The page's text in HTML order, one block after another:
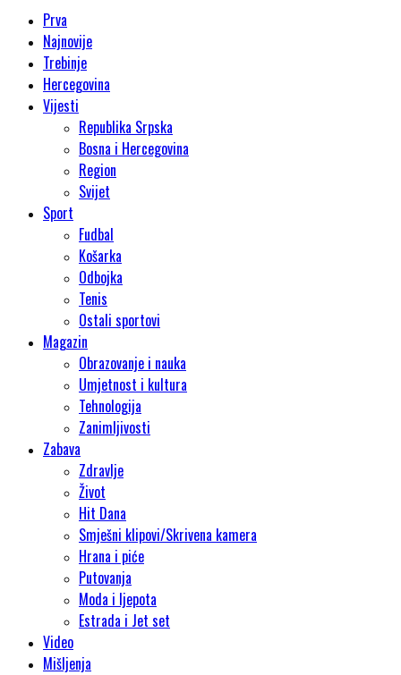
Prva
Najnovije
Trebinje
Hercegovina
Vijesti
Republika Srpska
Bosna i Hercegovina
Region
Svijet
Sport
Fudbal
Košarka
Odbojka
Tenis
Ostali sportovi
Magazin
Obrazovanje i nauka
Umjetnost i kultura
Tehnologija
Zanimljivosti
Zabava
Zdravlje
Život
Hit Dana
Smješni klipovi/Skrivena kamera
Hrana i piće
Putovanja
Moda i ljepota
Estrada i Jet set
Video
Mišljenja